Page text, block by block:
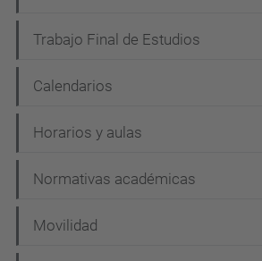
Trabajo Final de Estudios
Calendarios
Horarios y aulas
Normativas académicas
Movilidad